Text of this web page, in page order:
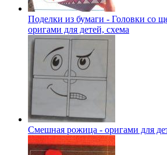
Поделки из бумаги - Головки со
оригами для детей, схема
Смешная рожица - оригами для